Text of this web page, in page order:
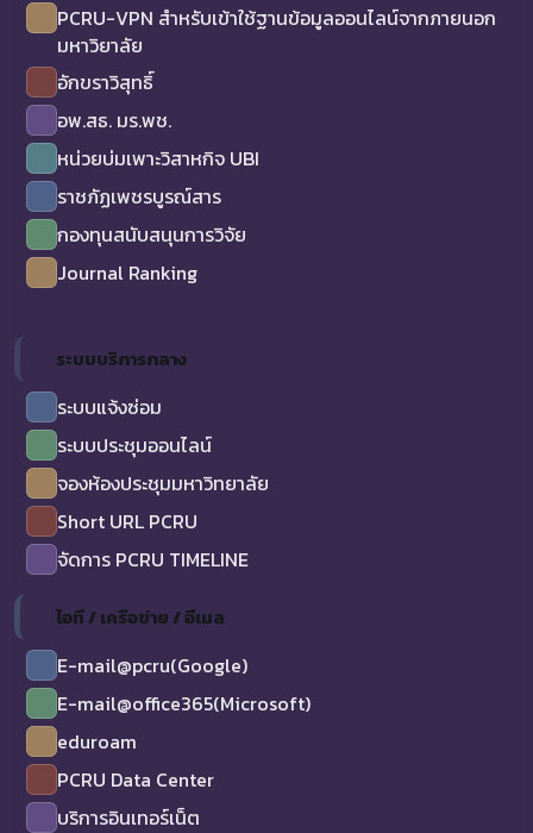
PCRU-VPN สำหรับเข้าใช้ฐานข้อมูลออนไลน์จากภายนอก
มหาวิยาลัย
อักขราวิสุทธิ์
อพ.สธ. มร.พช.
หน่วยบ่มเพาะวิสาหกิจ UBI
ราชภัฏเพชรบูรณ์สาร
กองทุนสนับสนุนการวิจัย
Journal Ranking
ระบบบริการกลาง
ระบบแจ้งซ่อม
ระบบประชุมออนไลน์
จองห้องประชุมมหาวิทยาลัย
Short URL PCRU
จัดการ PCRU TIMELINE
ไอที / เครือข่าย / อีเมล
E-mail@pcru(Google)
E-mail@office365(Microsoft)
eduroam
PCRU Data Center
บริการอินเทอร์เน็ต